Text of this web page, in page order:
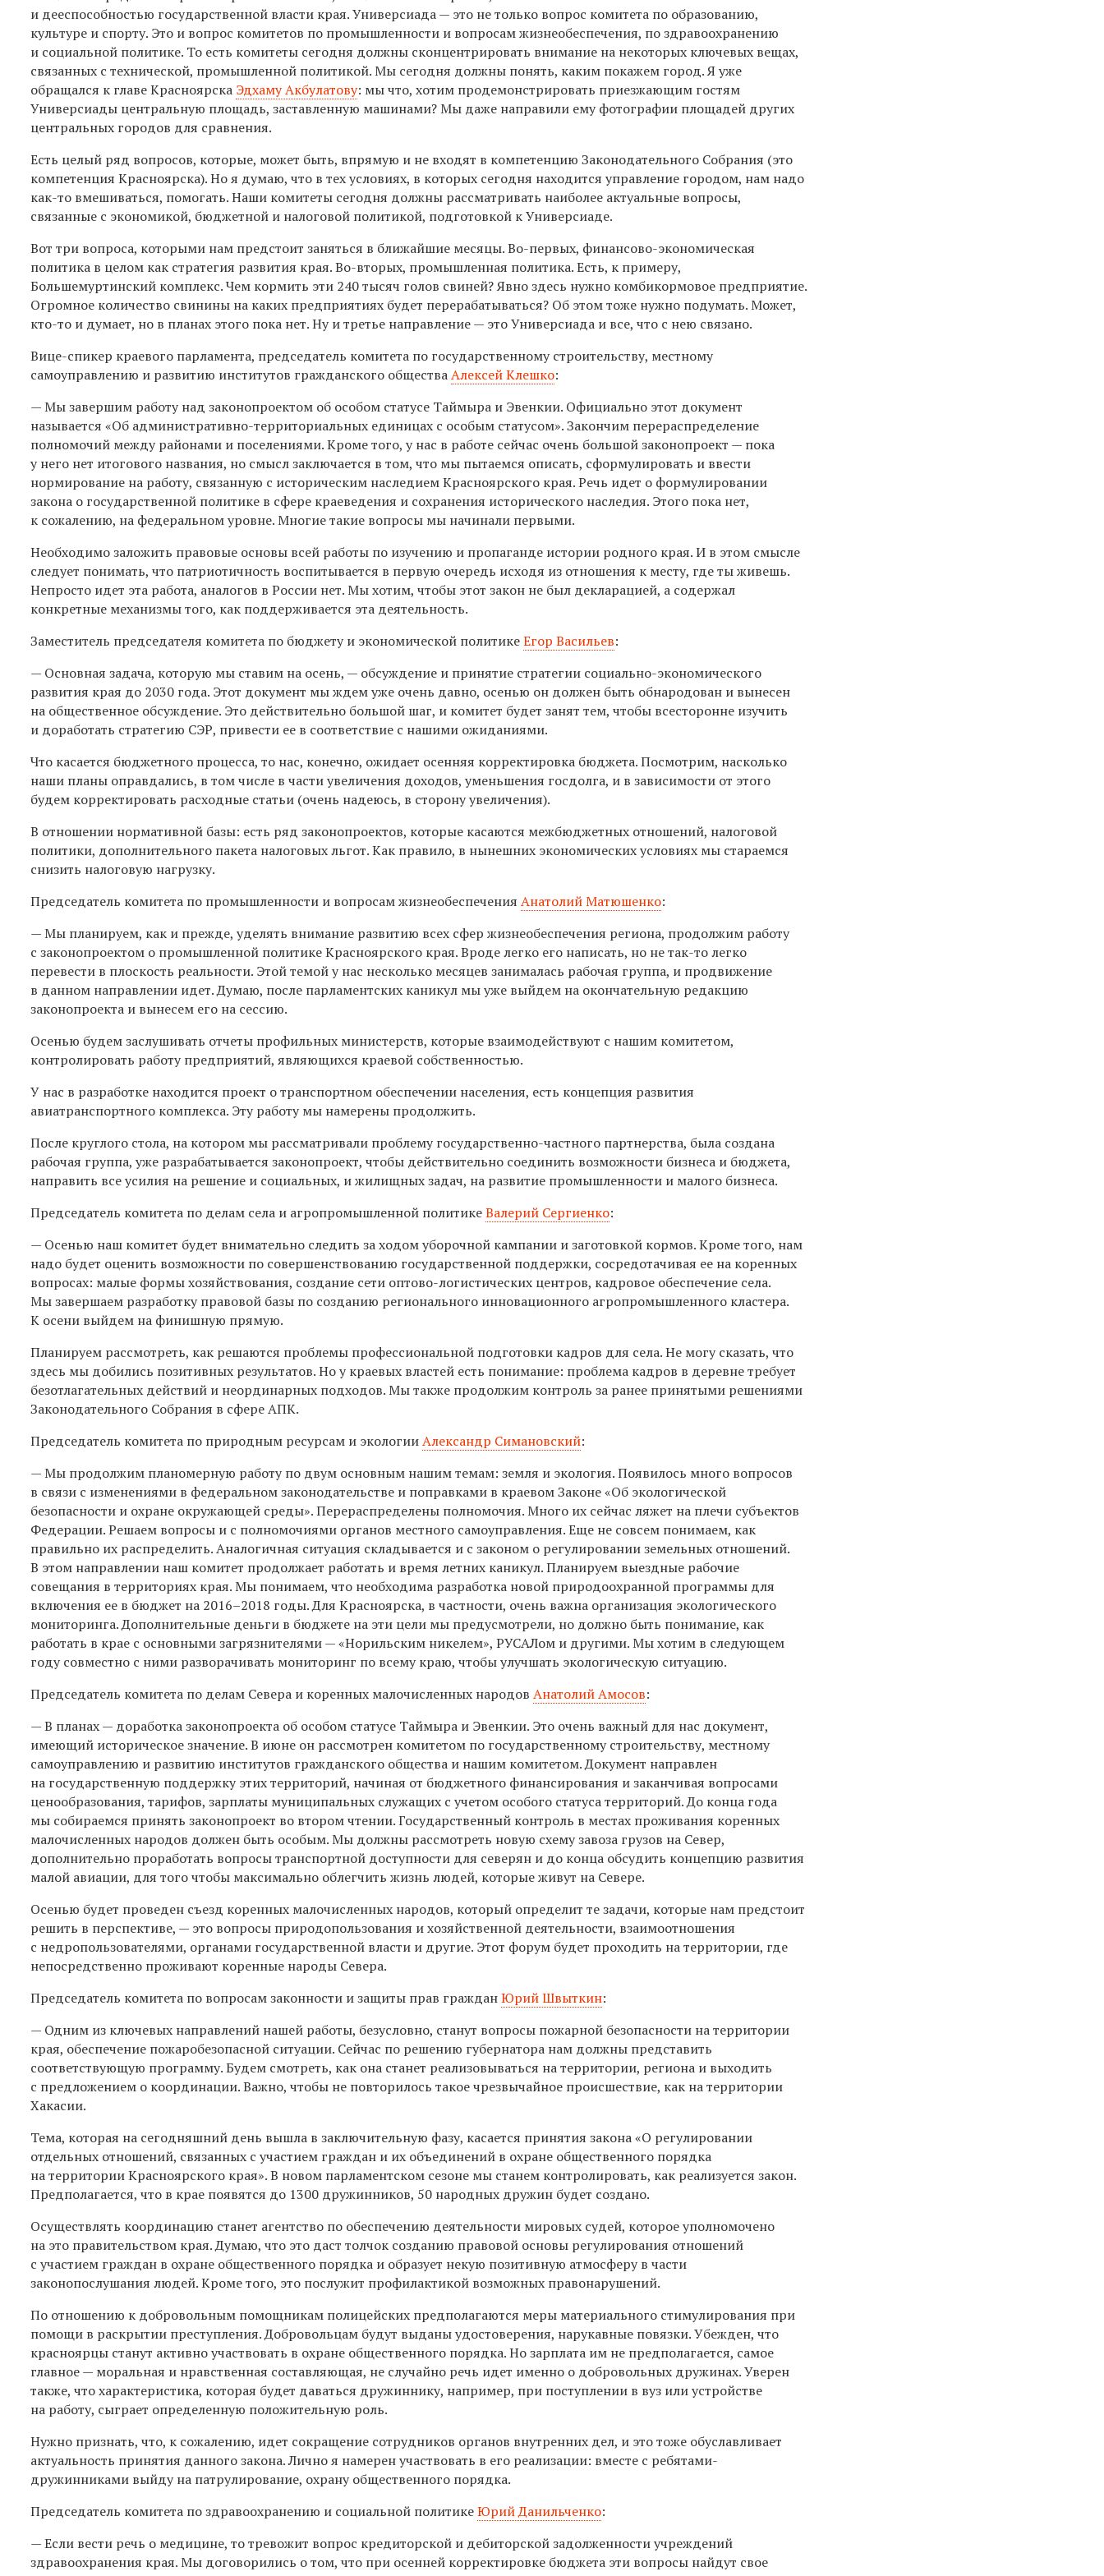
и дееспособностью государственной власти края. Универсиада — это не только вопрос комитета по образованию,
культуре и спорту. Это и вопрос комитетов по промышленности и вопросам жизнеобеспечения, по здравоохранению
и социальной политике. То есть комитеты сегодня должны сконцентрировать внимание на некоторых ключевых вещах,
связанных с технической, промышленной политикой. Мы сегодня должны понять, каким покажем город. Я уже
обращался к главе Красноярска Эдхаму Акбулатову: мы что, хотим продемонстрировать приезжающим гостям
Универсиады центральную площадь, заставленную машинами? Мы даже направили ему фотографии площадей других
центральных городов для сравнения.
Есть целый ряд вопросов, которые, может быть, впрямую и не входят в компетенцию Законодательного Собрания (это
компетенция Красноярска). Но я думаю, что в тех условиях, в которых сегодня находится управление городом, нам надо
как-то вмешиваться, помогать. Наши комитеты сегодня должны рассматривать наиболее актуальные вопросы,
связанные с экономикой, бюджетной и налоговой политикой, подготовкой к Универсиаде.
Вот три вопроса, которыми нам предстоит заняться в ближайшие месяцы. Во-первых, финансово-экономическая
политика в целом как стратегия развития края. Во-вторых, промышленная политика. Есть, к примеру,
Большемуртинский комплекс. Чем кормить эти 240 тысяч голов свиней? Явно здесь нужно комбикормовое предприятие.
Огромное количество свинины на каких предприятиях будет перерабатываться? Об этом тоже нужно подумать. Может,
кто-то и думает, но в планах этого пока нет. Ну и третье направление — это Универсиада и все, что с нею связано.
Вице-спикер краевого парламента, председатель комитета по государственному строительству, местному
самоуправлению и развитию институтов гражданского обществаАлексей Клешко:
— Мы завершим работу над законопроектом об особом статусе Таймыра и Эвенкии. Официально этот документ
называется «Об административно-территориальных единицах с особым статусом». Закончим перераспределение
полномочий между районами и поселениями. Кроме того, у нас в работе сейчас очень большой законопроект — пока
у него нет итогового названия, но смысл заключается в том, что мы пытаемся описать, сформулировать и ввести
нормирование на работу, связанную с историческим наследием Красноярского края. Речь идет о формулировании
закона о государственной политике в сфере краеведения и сохранения исторического наследия. Этого пока нет,
к сожалению, на федеральном уровне. Многие такие вопросы мы начинали первыми.
Необходимо заложить правовые основы всей работы по изучению и пропаганде истории родного края. И в этом смысле
следует понимать, что патриотичность воспитывается в первую очередь исходя из отношения к месту, где ты живешь.
Непросто идет эта работа, аналогов в России нет. Мы хотим, чтобы этот закон не был декларацией, а содержал
конкретные механизмы того, как поддерживается эта деятельность.
Заместитель председателя комитета по бюджету и экономической политикеЕгор Васильев:
— Основная задача, которую мы ставим на осень, — обсуждение и принятие стратегии социально-экономического
развития края до 2030 года. Этот документ мы ждем уже очень давно, осенью он должен быть обнародован и вынесен
на общественное обсуждение. Это действительно большой шаг, и комитет будет занят тем, чтобы всесторонне изучить
и доработать стратегию СЭР, привести ее в соответствие с нашими ожиданиями.
Что касается бюджетного процесса, то нас, конечно, ожидает осенняя корректировка бюджета. Посмотрим, насколько
наши планы оправдались, в том числе в части увеличения доходов, уменьшения госдолга, и в зависимости от этого
будем корректировать расходные статьи (очень надеюсь, в сторону увеличения).
В отношении нормативной базы: есть ряд законопроектов, которые касаются межбюджетных отношений, налоговой
политики, дополнительного пакета налоговых льгот. Как правило, в нынешних экономических условиях мы стараемся
снизить налоговую нагрузку.
Председатель комитета по промышленности и вопросам жизнеобеспечения Анатолий Матюшенко:
— Мы планируем, как и прежде, уделять внимание развитию всех сфер жизнеобеспечения региона, продолжим работу
с законопроектом о промышленной политике Красноярского края. Вроде легко его написать, но не так-то легко
перевести в плоскость реальности. Этой темой у нас несколько месяцев занималась рабочая группа, и продвижение
в данном направлении идет. Думаю, после парламентских каникул мы уже выйдем на окончательную редакцию
законопроекта и вынесем его на сессию.
Осенью будем заслушивать отчеты профильных министерств, которые взаимодействуют с нашим комитетом,
контролировать работу предприятий, являющихся краевой собственностью.
У нас в разработке находится проект о транспортном обеспечении населения, есть концепция развития
авиатранспортного комплекса. Эту работу мы намерены продолжить.
После круглого стола, на котором мы рассматривали проблему государственно-частного партнерства, была создана
рабочая группа, уже разрабатывается законопроект, чтобы действительно соединить возможности бизнеса и бюджета,
направить все усилия на решение и социальных, и жилищных задач, на развитие промышленности и малого бизнеса.
Председатель комитета по делам села и агропромышленной политикеВалерий Сергиенко:
— Осенью наш комитет будет внимательно следить за ходом уборочной кампании и заготовкой кормов. Кроме того, нам
надо будет оценить возможности по совершенствованию государственной поддержки, сосредотачивая ее на коренных
вопросах: малые формы хозяйствования, создание сети оптово-логистических центров, кадровое обеспечение села.
Мы завершаем разработку правовой базы по созданию регионального инновационного агропромышленного кластера.
К осени выйдем на финишную прямую.
Планируем рассмотреть, как решаются проблемы профессиональной подготовки кадров для села. Не могу сказать, что
здесь мы добились позитивных результатов. Но у краевых властей есть понимание: проблема кадров в деревне требует
безотлагательных действий и неординарных подходов. Мы также продолжим контроль за ранее принятыми решениями
Законодательного Собрания в сфере АПК.
Председатель комитета по природным ресурсам и экологииАлександр Симановский:
— Мы продолжим планомерную работу по двум основным нашим темам: земля и экология. Появилось много вопросов
в связи с изменениями в федеральном законодательстве и поправками в краевом Законе «Об экологической
безопасности и охране окружающей среды». Перераспределены полномочия. Много их сейчас ляжет на плечи субъектов
Федерации. Решаем вопросы и с полномочиями органов местного самоуправления. Еще не совсем понимаем, как
правильно их распределить. Аналогичная ситуация складывается и с законом о регулировании земельных отношений.
В этом направлении наш комитет продолжает работать и время летних каникул. Планируем выездные рабочие
совещания в территориях края. Мы понимаем, что необходима разработка новой природоохранной программы для
включения ее в бюджет на 2016–2018 годы. Для Красноярска, в частности, очень важна организация экологического
мониторинга. Дополнительные деньги в бюджете на эти цели мы предусмотрели, но должно быть понимание, как
работать в крае с основными загрязнителями — «Норильским никелем», РУСАЛом и другими. Мы хотим в следующем
году совместно с ними разворачивать мониторинг по всему краю, чтобы улучшать экологическую ситуацию.
Председатель комитета по делам Севера и коренных малочисленных народов Анатолий Амосов:
— В планах — доработка законопроекта об особом статусе Таймыра и Эвенкии. Это очень важный для нас документ,
имеющий историческое значение. В июне он рассмотрен комитетом по государственному строительству, местному
самоуправлению и развитию институтов гражданского общества и нашим комитетом. Документ направлен
на государственную поддержку этих территорий, начиная от бюджетного финансирования и заканчивая вопросами
ценообразования, тарифов, зарплаты муниципальных служащих с учетом особого статуса территорий. До конца года
мы собираемся принять законопроект во втором чтении. Государственный контроль в местах проживания коренных
малочисленных народов должен быть особым. Мы должны рассмотреть новую схему завоза грузов на Север,
дополнительно проработать вопросы транспортной доступности для северян и до конца обсудить концепцию развития
малой авиации, для того чтобы максимально облегчить жизнь людей, которые живут на Севере.
Осенью будет проведен съезд коренных малочисленных народов, который определит те задачи, которые нам предстоит
решить в перспективе, — это вопросы природопользования и хозяйственной деятельности, взаимоотношения
с недропользователями, органами государственной власти и другие. Этот форум будет проходить на территории, где
непосредственно проживают коренные народы Севера.
Председатель комитета по вопросам законности и защиты прав гражданЮрий Швыткин:
— Одним из ключевых направлений нашей работы, безусловно, станут вопросы пожарной безопасности на территории
края, обеспечение пожаробезопасной ситуации. Сейчас по решению губернатора нам должны представить
соответствующую программу. Будем смотреть, как она станет реализовываться на территории, региона и выходить
с предложением о координации. Важно, чтобы не повторилось такое чрезвычайное происшествие, как на территории
Хакасии.
Тема, которая на сегодняшний день вышла в заключительную фазу, касается принятия закона «О регулировании
отдельных отношений, связанных с участием граждан и их объединений в охране общественного порядка
на территории Красноярского края». В новом парламентском сезоне мы станем контролировать, как реализуется закон.
Предполагается, что в крае появятся до 1300 дружинников, 50 народных дружин будет создано.
Осуществлять координацию станет агентство по обеспечению деятельности мировых судей, которое уполномочено
на это правительством края. Думаю, что это даст толчок созданию правовой основы регулирования отношений
с участием граждан в охране общественного порядка и образует некую позитивную атмосферу в части
законопослушания людей. Кроме того, это послужит профилактикой возможных правонарушений.
По отношению к добровольным помощникам полицейских предполагаются меры материального стимулирования при
помощи в раскрытии преступления. Добровольцам будут выданы удостоверения, нарукавные повязки. Убежден, что
красноярцы станут активно участвовать в охране общественного порядка. Но зарплата им не предполагается, самое
главное — моральная и нравственная составляющая, не случайно речь идет именно о добровольных дружинах. Уверен
также, что характеристика, которая будет даваться дружиннику, например, при поступлении в вуз или устройстве
на работу, сыграет определенную положительную роль.
Нужно признать, что, к сожалению, идет сокращение сотрудников органов внутренних дел, и это тоже обуславливает
актуальность принятия данного закона. Лично я намерен участвовать в его реализации: вместе с ребятами-
дружинниками выйду на патрулирование, охрану общественного порядка.
Председатель комитета по здравоохранению и социальной политикеЮрий Данильченко:
— Если вести речь о медицине, то тревожит вопрос кредиторской и дебиторской задолженности учреждений
здравоохранения края. Мы договорились о том, что при осенней корректировке бюджета эти вопросы найдут свое